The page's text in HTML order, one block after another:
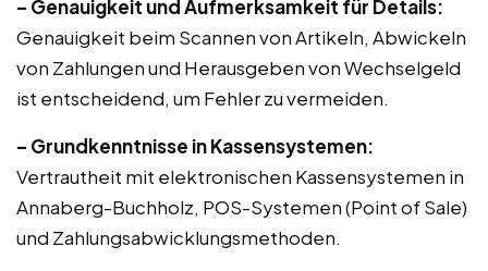
– Genauigkeit und Aufmerksamkeit für Details:
Genauigkeit beim Scannen von Artikeln, Abwickeln
von Zahlungen und Herausgeben von Wechselgeld
ist entscheidend, um Fehler zu vermeiden.
– Grundkenntnisse in Kassensystemen:
Vertrautheit mit elektronischen Kassensystemen in
Annaberg-Buchholz, POS-Systemen (Point of Sale)
und Zahlungsabwicklungsmethoden.